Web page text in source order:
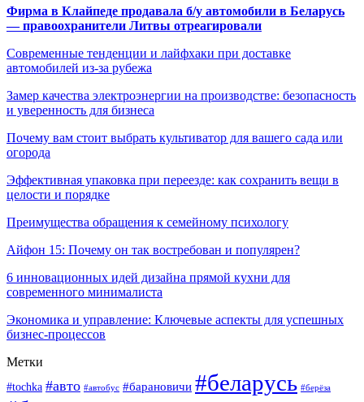
Фирма в Клайпеде продавала б/у автомобили в Беларусь
— правоохранители Литвы отреагировали
Современные тенденции и лайфхаки при доставке
автомобилей из-за рубежа
Замер качества электроэнергии на производстве: безопасность
и уверенность для бизнеса
Почему вам стоит выбрать культиватор для вашего сада или
огорода
Эффективная упаковка при переезде: как сохранить вещи в
целости и порядке
Преимущества обращения к семейному психологу
Айфон 15: Почему он так востребован и популярен?
6 инновационных идей дизайна прямой кухни для
современного минималиста
Экономика и управление: Ключевые аспекты для успешных
бизнес-процессов
Метки
#tochka #авто #автобус #барановичи #беларусь #берёза